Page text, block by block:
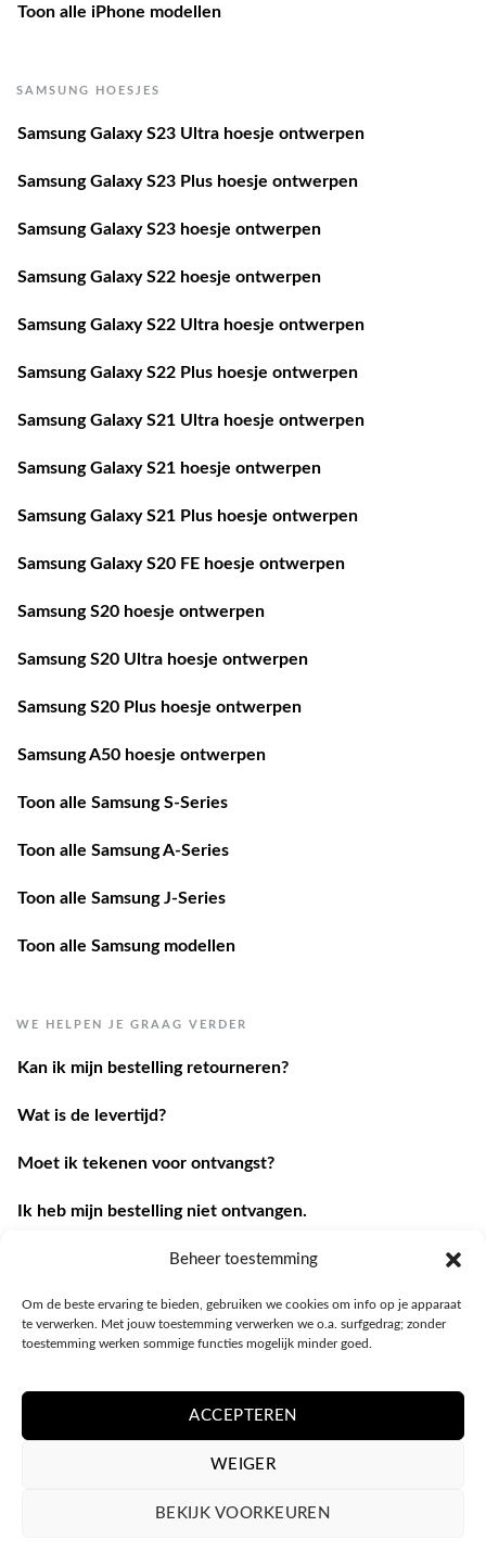
Beheer toestemming
Om de beste ervaring te bieden, gebruiken we cookies om info op je apparaat
te verwerken. Met jouw toestemming verwerken we o.a. surfgedrag; zonder
toestemming werken sommige functies mogelijk minder goed.
ACCEPTEREN
WEIGER
BEKIJK VOORKEUREN
Toon alle iPhone modellen
SAMSUNG HOESJES
Samsung Galaxy S23 Ultra hoesje ontwerpen
Samsung Galaxy S23 Plus hoesje ontwerpen
Samsung Galaxy S23 hoesje ontwerpen
Samsung Galaxy S22 hoesje ontwerpen
Samsung Galaxy S22 Ultra hoesje ontwerpen
Samsung Galaxy S22 Plus hoesje ontwerpen
Samsung Galaxy S21 Ultra hoesje ontwerpen
Samsung Galaxy S21 hoesje ontwerpen
Samsung Galaxy S21 Plus hoesje ontwerpen
Samsung Galaxy S20 FE hoesje ontwerpen
Samsung S20 hoesje ontwerpen
Samsung S20 Ultra hoesje ontwerpen
Samsung S20 Plus hoesje ontwerpen
Samsung A50 hoesje ontwerpen
Toon alle Samsung S-Series
Toon alle Samsung A-Series
Toon alle Samsung J-Series
Toon alle Samsung modellen
WE HELPEN JE GRAAG VERDER
Kan ik mijn bestelling retourneren?
Wat is de levertijd?
Moet ik tekenen voor ontvangst?
Ik heb mijn bestelling niet ontvangen.
Ik heb een andere vraag.
Contacteer ons